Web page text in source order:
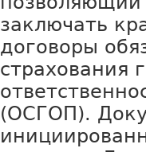
заключать
договоры
страхования
(ОСГОП).